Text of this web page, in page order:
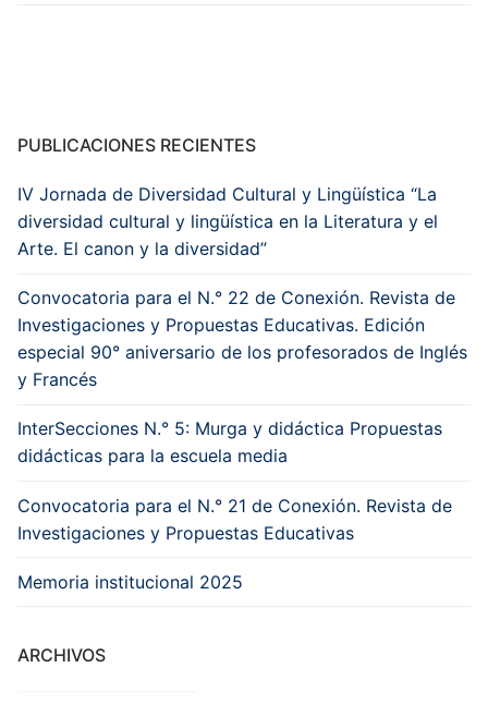
PUBLICACIONES RECIENTES
IV Jornada de Diversidad Cultural y Lingüística “La
diversidad cultural y lingüística en la Literatura y el
Arte. El canon y la diversidad”
Convocatoria para el N.° 22 de Conexión. Revista de
Investigaciones y Propuestas Educativas. Edición
especial 90° aniversario de los profesorados de Inglés
y Francés
InterSecciones N.° 5: Murga y didáctica Propuestas
didácticas para la escuela media
Convocatoria para el N.° 21 de Conexión. Revista de
Investigaciones y Propuestas Educativas
Memoria institucional 2025
ARCHIVOS